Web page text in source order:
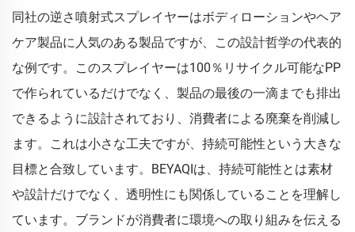
同社の逆さ噴射式スプレイヤーはボディローションやヘア
ケア製品に人気のある製品ですが、この設計哲学の代表的
な例です。このスプレイヤーは100％リサイクル可能なPP
で作られているだけでなく、製品の最後の一滴までも排出
できるように設計されており、消費者による廃棄を削減し
ます。これは小さな工夫ですが、持続可能性という大きな
目標と合致しています。BEYAQIは、持続可能性とは素材
や設計だけでなく、透明性にも関係していることを理解し
ています。ブランドが消費者に環境への取り組みを伝える